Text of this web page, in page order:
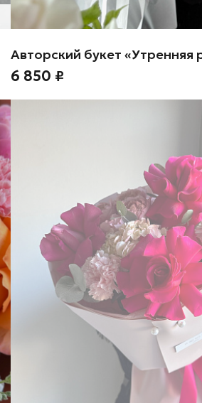
Авторский букет «Утренняя
6 850 ₽